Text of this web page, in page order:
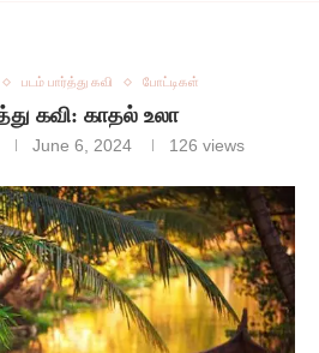
படம் பார்த்து கவி போட்டிகள்
கவி: காதல் உலா
June 6, 2024 126 views